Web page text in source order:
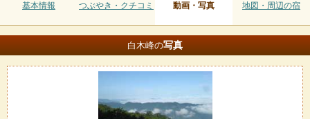
基本情報 つぶやき・クチコミ 動画・写真 地図・周辺の宿
白木峰の写真